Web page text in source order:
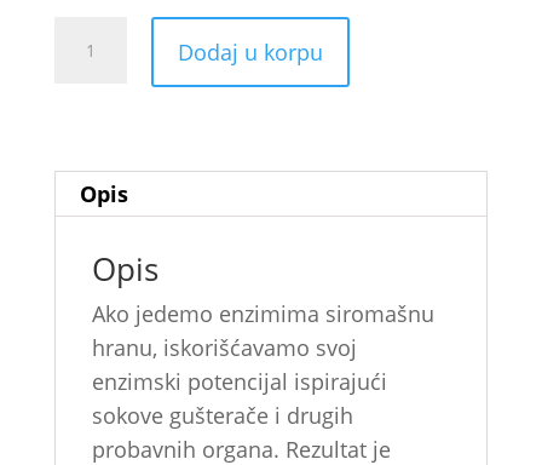
ENZIMI
Dodaj u korpu
Opis
Opis
Ako jedemo enzimima siromašnu
hranu, iskorišćavamo svoj
enzimski potencijal ispirajući
sokove gušterače i drugih
probavnih organa. Rezultat je